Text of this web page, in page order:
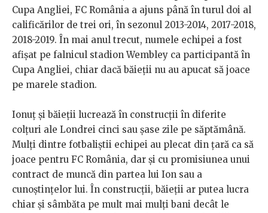
Cupa Angliei, FC România a ajuns până în turul doi al
calificărilor de trei ori, în sezonul 2013-2014, 2017-2018,
2018-2019. În mai anul trecut, numele echipei a fost
afișat pe falnicul stadion Wembley ca participantă în
Cupa Angliei, chiar dacă băieții nu au apucat să joace
pe marele stadion.
Ionuț și băieții lucrează în construcții în diferite
colțuri ale Londrei cinci sau șase zile pe săptămână.
Mulți dintre fotbaliștii echipei au plecat din țară ca să
joace pentru FC România, dar și cu promisiunea unui
contract de muncă din partea lui Ion sau a
cunoștințelor lui. În construcții, băieții ar putea lucra
chiar și sâmbăta pe mult mai mulți bani decât le